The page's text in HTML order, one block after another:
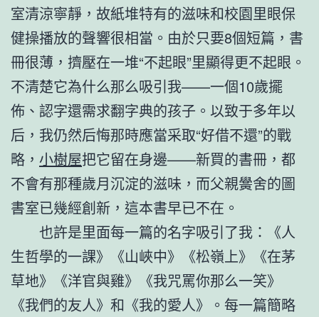
室清涼寧靜，故紙堆特有的滋味和校園里眼保
健操播放的聲響很相當。由於只要8個短篇，書
冊很薄，擠壓在一堆“不起眼”里顯得更不起眼。
不清楚它為什么那么吸引我——一個10歲擺
佈、認字還需求翻字典的孩子。以致于多年以
后，我仍然后悔那時應當采取“好借不還”的戰
略， 小樹屋把它留在身邊——新買的書冊，都
不會有那種歲月沉淀的滋味，而父親黌舍的圖
書室已幾經創新，這本書早已不在。
也許是里面每一篇的名字吸引了我：《人
生哲學的一課》《山峽中》《松嶺上》《在茅
草地》《洋官與雞》《我咒罵你那么一笑》
《我們的友人》和《我的愛人》。每一篇簡略